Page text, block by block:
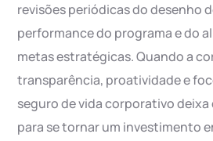
revisões periódicas do desenho
performance do programa e do
metas estratégicas. Quando a
transparência, proatividade e
seguro de vida corporativo deixa
para se tornar um investimento